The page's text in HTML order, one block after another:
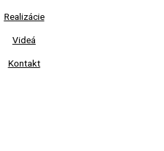
Realizácie
Videá
Kontakt